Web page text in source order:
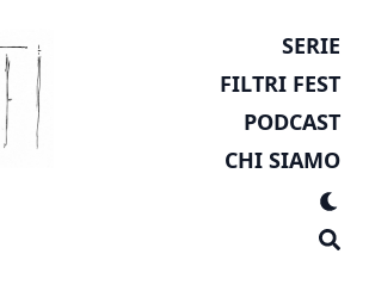
SERIE
FILTRI FEST
PODCAST
CHI SIAMO